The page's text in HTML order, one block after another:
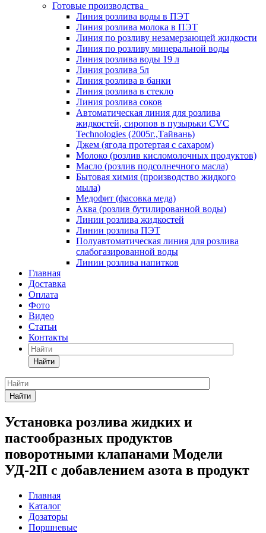
Готовые производства
Линия розлива воды в ПЭТ
Линия розлива молока в ПЭТ
Линия по розливу незамерзающей жидкости
Линия по розливу минеральной воды
Линия розлива воды 19 л
Линия розлива 5л
Линия розлива в банки
Линия розлива в стекло
Линия розлива соков
Автоматическая линия для розлива
жидкостей, сиропов в пузырьки CVC
Technologies (2005г.,Тайвань)
Джем (ягода протертая с сахаром)
Молоко (розлив кисломолочных продуктов)
Масло (розлив подсолнечного масла)
Бытовая химия (производство жидкого
мыла)
Медофит (фасовка меда)
Аква (розлив бутилированной воды)
Линии розлива жидкостей
Линии розлива ПЭТ
Полуавтоматическая линия для розлива
слабогазированной воды
Линии розлива напитков
Главная
Доставка
Оплата
Фото
Видео
Статьи
Контакты
Найти
Найти
Установка розлива жидких и
пастообразных продуктов
поворотными клапанами Модели
УД-2П с добавлением азота в продукт
Главная
Каталог
Дозаторы
Поршневые